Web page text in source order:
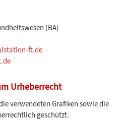
(BA)
ft.de
Urheberrecht
verwendeten Grafiken sowie die
geschützt.